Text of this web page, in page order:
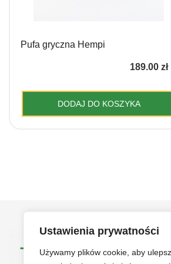
Ustawienia prywatności
Używamy plików cookie, aby
Pufa gryczna Hempi
189.00 zł
DODAJ DO KOSZYKA